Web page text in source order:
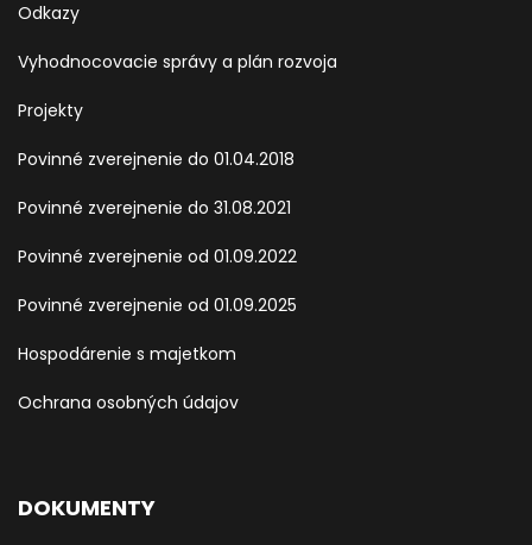
Odkazy
Vyhodnocovacie správy a plán rozvoja
Projekty
Povinné zverejnenie do 01.04.2018
Povinné zverejnenie do 31.08.2021
Povinné zverejnenie od 01.09.2022
Povinné zverejnenie od 01.09.2025
Hospodárenie s majetkom
Ochrana osobných údajov
DOKUMENTY